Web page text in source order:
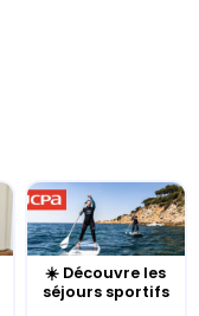
☀️ Découvre les
séjours sportifs